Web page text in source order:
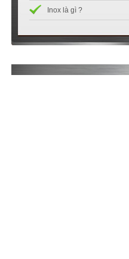
Inox là gì ?